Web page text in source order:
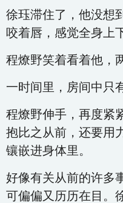
徐珏滞住了，他没想
咬着唇，感觉全身上
程燎野笑着看着他，
一时间里，房间中只
程燎野伸手，再度紧
抱比之从前，还要用
镶嵌进身体里。
好像有关从前的许多
可偏偏又历历在目。